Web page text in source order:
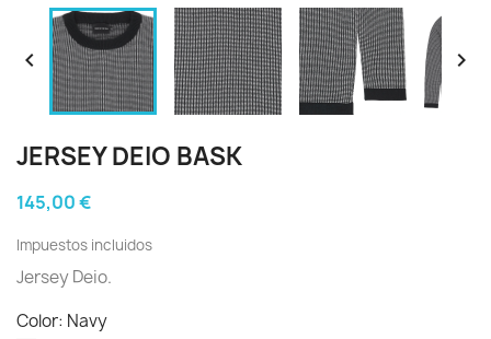
 
JERSEY DEIO BASK
145,00 €
Impuestos incluidos
Jersey Deio.
Color: Navy